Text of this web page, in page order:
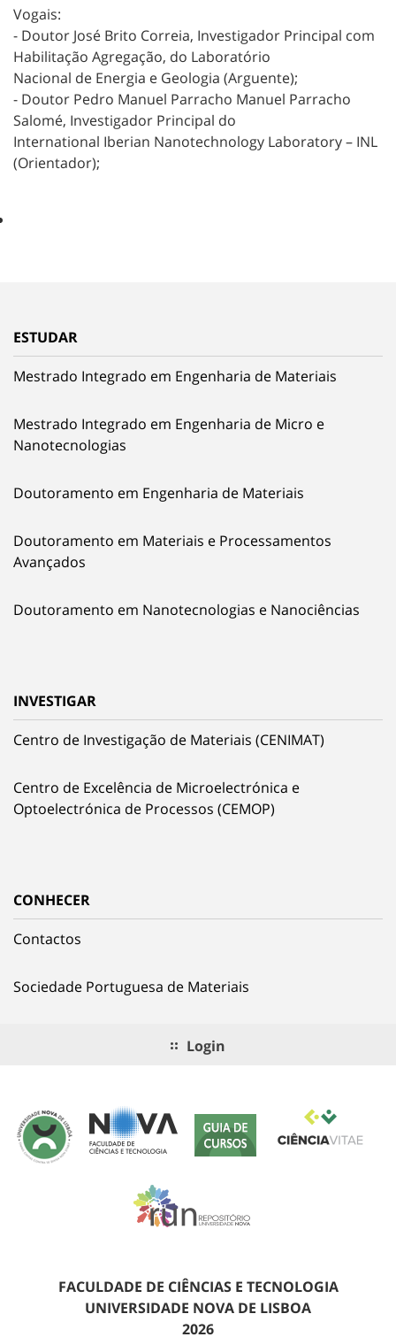
Vogais:
- Doutor José Brito Correia, Investigador Principal com
Habilitação Agregação, do Laboratório
Nacional de Energia e Geologia (Arguente);
- Doutor Pedro Manuel Parracho Manuel Parracho
Salomé, Investigador Principal do
International Iberian Nanotechnology Laboratory – INL
(Orientador);
ESTUDAR
Mestrado Integrado em Engenharia de Materiais
Mestrado Integrado em Engenharia de Micro e
Nanotecnologias
Doutoramento em Engenharia de Materiais
Doutoramento em Materiais e Processamentos
Avançados
Doutoramento em Nanotecnologias e Nanociências
INVESTIGAR
Centro de Investigação de Materiais (CENIMAT)
Centro de Excelência de Microelectrónica e
Optoelectrónica de Processos (CEMOP)
CONHECER
Contactos
Sociedade Portuguesa de Materiais
Login
FACULDADE DE CIÊNCIAS E TECNOLOGIA
UNIVERSIDADE NOVA DE LISBOA
2026